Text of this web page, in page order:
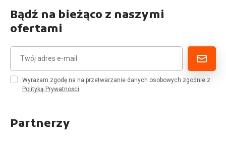
Bądź na bieżąco z naszymi
ofertami
Wyrażam zgodę na na przetwarzanie danych osobowych zgodnie z
Polityką Prywatności
Partnerzy